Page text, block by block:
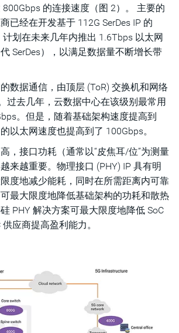
的连接速度（图 2）。 主要的
已经在开发基于 112G SerDes IP 的
划在未来几年内推出 1.6Tbps 以太网
SerDes），以满足数据量不断增长带
数据通信，由顶层 (ToR) 交换机和网络
过去几年，云数据中心在该级别最常用
。但是，随着基础架构速度提高到
以太网速度也提高到了 100Gbps。
，接口功耗（通常以“皮焦耳/位”为测量
来越重要。物理接口 (PHY) IP 具有明
度地减少能耗，同时在所需距离内可靠
最大限度地降低基础架构的功耗和散热
PHY 解决方案可最大限度地降低 SoC
应商提高盈利能力。